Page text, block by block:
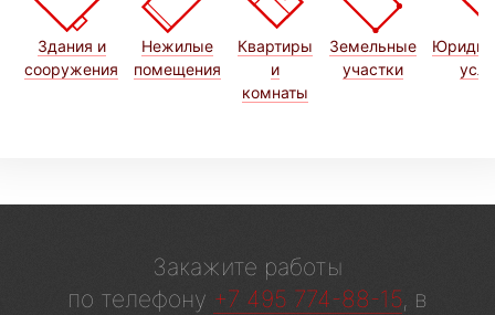
Здания и
сооружения
Нежилые
помещения
Квартиры
и
комнаты
Земельные
участки
Закажите работы
по телефону +7 495 774-88-15, в